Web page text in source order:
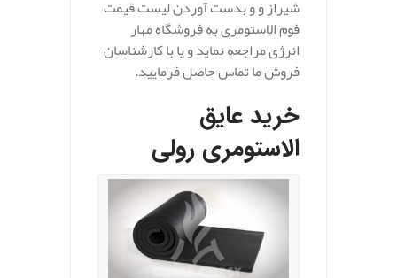
شیراز و و بدست آوردن لیست قیمت
فوم الاستومری به فروشگاه مهار
انرژی مراجعه نماید و یا با کارشناسان
فروش ما تماس حاصل فرمایید.
خرید عایق
الاستومری رولی